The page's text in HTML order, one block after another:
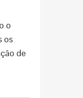
o
os
de